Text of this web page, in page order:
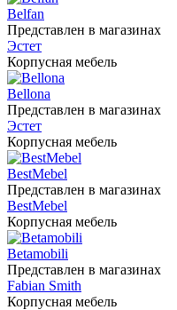
Belfan
Представлен в магазинах
Эстет
Корпусная мебель
Bellona
Представлен в магазинах
Эстет
Корпусная мебель
BestMebel
Представлен в магазинах
BestMebel
Корпусная мебель
Betamobili
Представлен в магазинах
Fabian Smith
Корпусная мебель